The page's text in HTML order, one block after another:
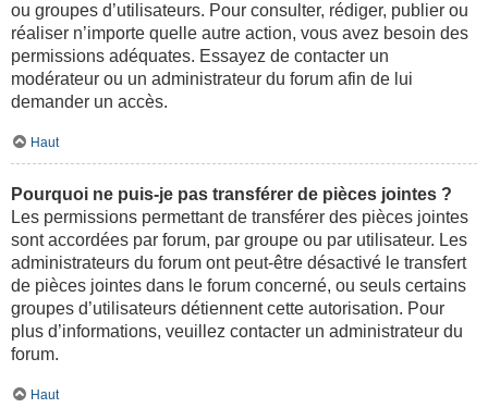
ou groupes d’utilisateurs. Pour consulter, rédiger, publier ou
réaliser n’importe quelle autre action, vous avez besoin des
permissions adéquates. Essayez de contacter un
modérateur ou un administrateur du forum afin de lui
demander un accès.
Haut
Pourquoi ne puis-je pas transférer de pièces jointes ?
Les permissions permettant de transférer des pièces jointes
sont accordées par forum, par groupe ou par utilisateur. Les
administrateurs du forum ont peut-être désactivé le transfert
de pièces jointes dans le forum concerné, ou seuls certains
groupes d’utilisateurs détiennent cette autorisation. Pour
plus d’informations, veuillez contacter un administrateur du
forum.
Haut